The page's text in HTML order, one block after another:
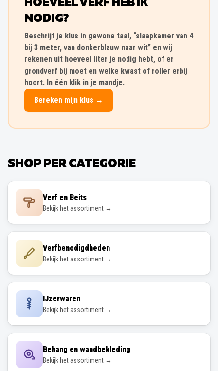
HOEVEEL VERF HEB IK
NODIG?
Beschrijf je klus in gewone taal, “slaapkamer van 4
bij 3 meter, van donkerblauw naar wit” en wij
rekenen uit hoeveel liter je nodig hebt, of er
grondverf bij moet en welke kwast of roller erbij
hoort. In één klik in je mandje.
Bereken mijn klus →
SHOP PER CATEGORIE
Verf en Beits
Bekijk het assortiment →
Verfbenodigdheden
Bekijk het assortiment →
IJzerwaren
Bekijk het assortiment →
Behang en wandbekleding
Bekijk het assortiment →